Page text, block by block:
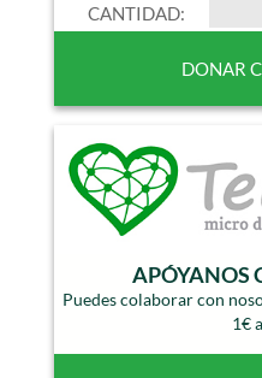
CANTIDAD:
APÓYANOS
Puedes colaborar con
1€